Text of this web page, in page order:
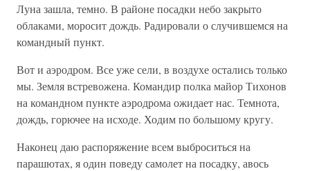
Луна зашла, темно. В районе посадки небо закрыто
облаками, моросит дождь. Радировали о случившемся на
командный пункт.
Вот и аэродром. Все уже сели, в воздухе остались только
мы. Земля встревожена. Командир полка майор Тихонов
на командном пункте аэродрома ожидает нас. Темнота,
дождь, горючее на исходе. Ходим по большому кругу.
Наконец даю распоряжение всем выброситься на
парашютах, я один поведу самолет на посадку, авось